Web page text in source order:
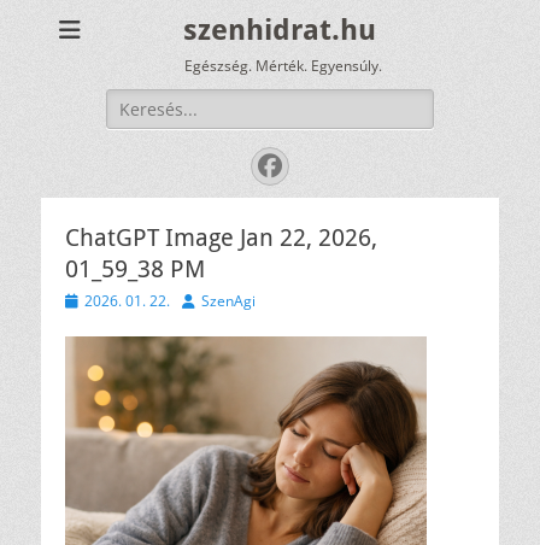
szenhidrat.hu
Egészség. Mérték. Egyensúly.
Keresés:
Facebook
ChatGPT Image Jan 22, 2026,
01_59_38 PM
Közzétéve
2026. 01. 22. SzerzőSzenAgi